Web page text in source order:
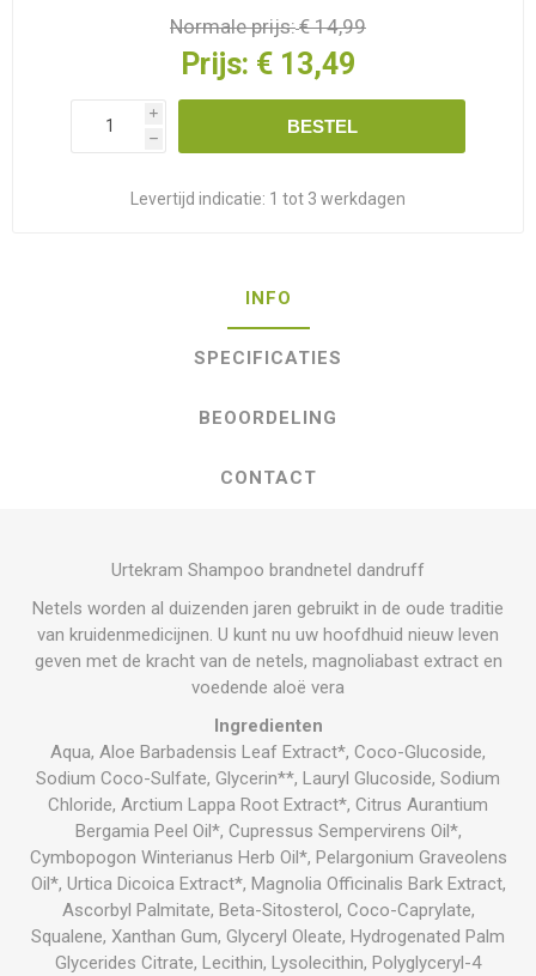
Normale prijs:€ 14,99
Prijs: € 13,49
i
h
BESTEL
Levertijd indicatie: 1 tot 3 werkdagen
INFO
SPECIFICATIES
BEOORDELING
CONTACT
Urtekram Shampoo brandnetel dandruff
Netels worden al duizenden jaren gebruikt in de oude traditie
van kruidenmedicijnen. U kunt nu uw hoofdhuid nieuw leven
geven met de kracht van de netels, magnoliabast extract en
voedende aloë vera
Ingredienten
Aqua, Aloe Barbadensis Leaf Extract*, Coco-Glucoside,
Sodium Coco-Sulfate, Glycerin**, Lauryl Glucoside, Sodium
Chloride, Arctium Lappa Root Extract*, Citrus Aurantium
Bergamia Peel Oil*, Cupressus Sempervirens Oil*,
Cymbopogon Winterianus Herb Oil*, Pelargonium Graveolens
Oil*, Urtica Dicoica Extract*, Magnolia Officinalis Bark Extract,
Ascorbyl Palmitate, Beta-Sitosterol, Coco-Caprylate,
Squalene, Xanthan Gum, Glyceryl Oleate, Hydrogenated Palm
Glycerides Citrate, Lecithin, Lysolecithin, Polyglyceryl-4